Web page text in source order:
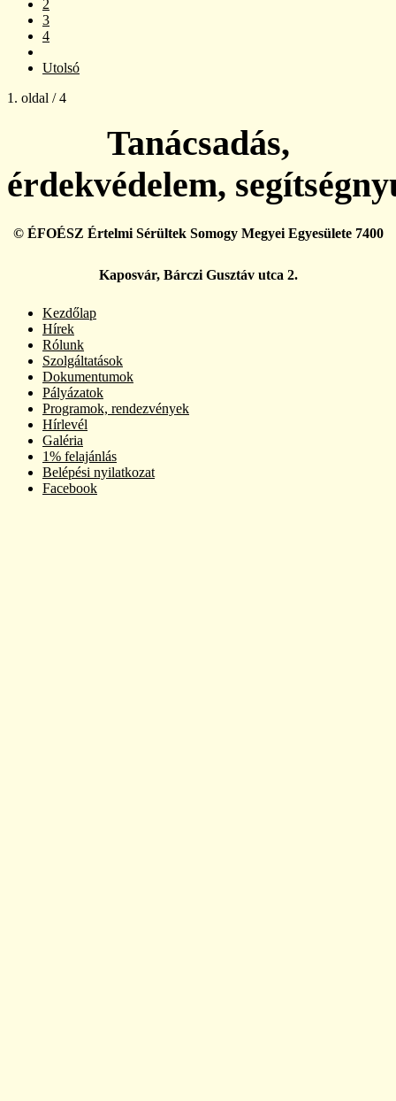
2
3
4
Utolsó
1. oldal / 4
Tanácsadás,
érdekvédelem,
© ÉFOÉSZ Értelmi Sérültek Somogy Megyei Egyesülete 7400
Kaposvár, Bárczi Gusztáv utca 2.
Kezdőlap
Hírek
Rólunk
Szolgáltatások
Dokumentumok
Pályázatok
Programok, rendezvények
Hírlevél
Galéria
1% felajánlás
Belépési nyilatkozat
Facebook